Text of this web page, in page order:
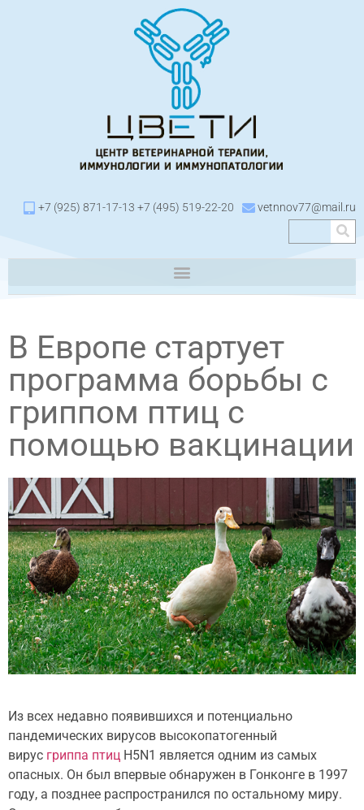
+7 (925) 871-17-13 +7 (495) 519-22-20 vetnnov77@mail.ru
В Европе стартует
программа борьбы с
гриппом птиц с
помощью вакцинации
Из всех недавно появившихся и потенциально
пандемических вирусов высокопатогенный
вирус гриппа птиц H5N1 является одним из самых
опасных. Он был впервые обнаружен в Гонконге в 1997
году, а позднее распространился по остальному миру.